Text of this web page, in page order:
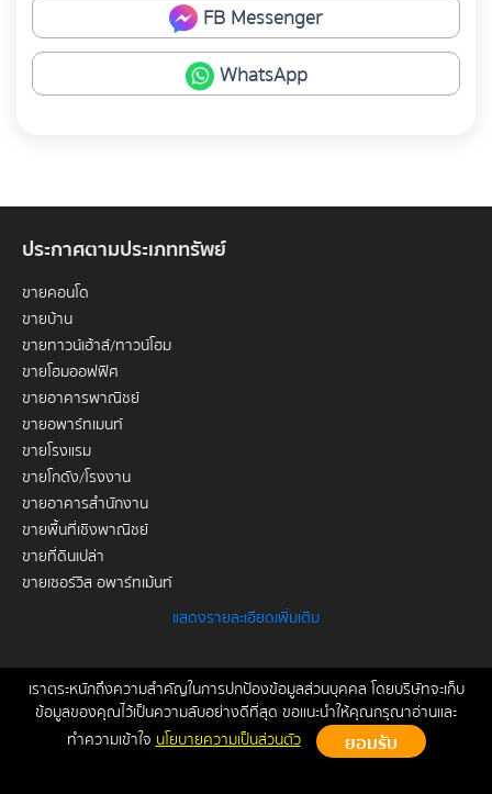
เราตระหนักถึงความสำคัญในการปกป้องข้อมูลส่วนบุคคล โดยบริษัทจะเก็บ
ข้อมูลของคุณไว้เป็นความลับอย่างดีที่สุด ขอแนะนำให้คุณกรุณาอ่านและ
ทำความเข้าใจนโยบายความเป็นส่วนตัว
FB Messenger
WhatsApp
ประกาศตามประเภททรัพย์
ขายคอนโด
ขายบ้าน
ขายทาวน์เฮ้าส์/ทาวน์โฮม
ขายโฮมออฟฟิศ
ขายอาคารพาณิชย์
ขายอพาร์ทเมนท์
ขายโรงแรม
ขายโกดัง/โรงงาน
ขายอาคารสำนักงาน
ขายพื้นที่เชิงพาณิชย์
ขายที่ดินเปล่า
ขายเซอร์วิส อพาร์ทเม้นท์
เช่าบ้าน
เช่าทาวน์เฮ้าส์/ทาวน์โฮม
เช่าโฮมออฟฟิศ
เช่าอาคารพาณิชย์
แสดงรายละเอียดเพิ่มเติม
หน้าหลัก ขาย เช่า ฝากขาย/เช่า ข่าวสาร ติดต่อเรา
Site
Map
Copyrights © 2026, Connex Property